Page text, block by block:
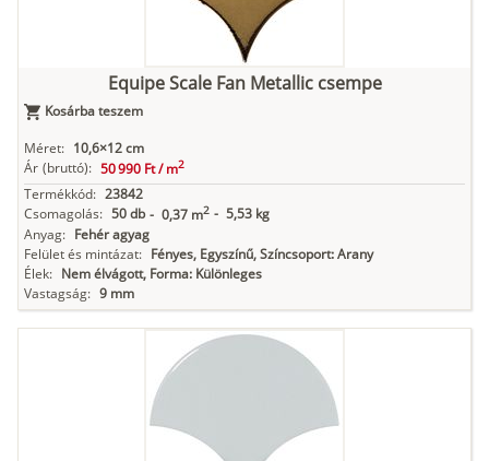
Equipe Scale Fan Metallic csempe
Kosárba teszem
Méret: 10,6×12 cm
Ár (bruttó): 50 990 Ft /m2
Termékkód: 23842
Csomagolás: 50 db - 0,37 m2 - 5,53 kg
Anyag: Fehér agyag
Felület és mintázat: Fényes, Egyszínű, Színcsoport: Arany
Élek: Nem élvágott, Forma: Különleges
Vastagság: 9 mm